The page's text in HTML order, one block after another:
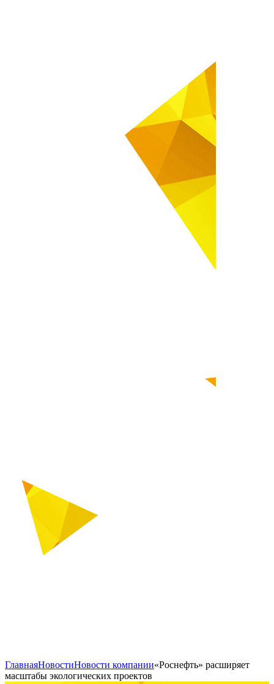
ГлавнаяНовостиНовости компании«Роснефть» расширяет
масштабы экологических проектов